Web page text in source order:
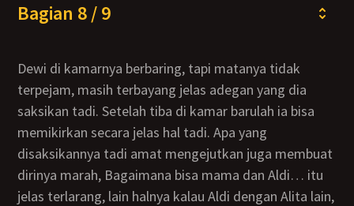
Bagian 8 / 9
Dewi di kamarnya berbaring, tapi matanya tidak
terpejam, masih terbayang jelas adegan yang dia
saksikan tadi. Setelah tiba di kamar barulah ia bisa
memikirkan secara jelas hal tadi. Apa yang
disaksikannya tadi amat mengejutkan juga membuat
dirinya marah, Bagaimana bisa mama dan Aldi… itu
jelas terlarang, lain halnya kalau Aldi dengan Alita lain,